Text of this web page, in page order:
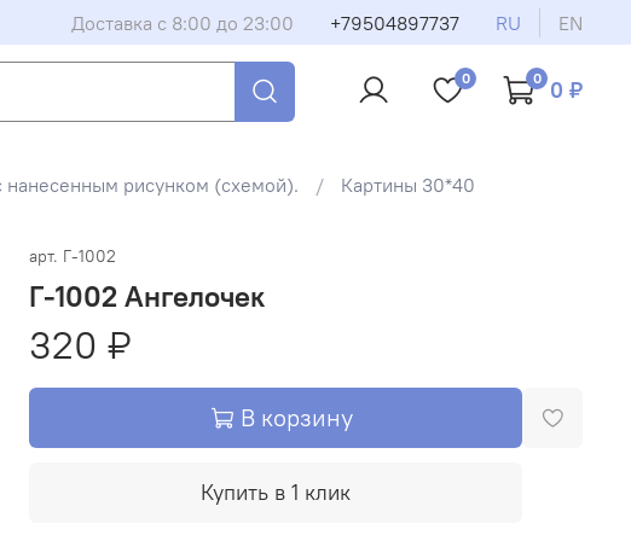
Доставка с 8:00 до 23:00 +79504897737 RU EN
0 0 0 ₽
рисунком (схемой). Картины 30*40
арт. Г-1002
Г-1002 Ангелочек
320 ₽
В корзину
Купить в 1 клик